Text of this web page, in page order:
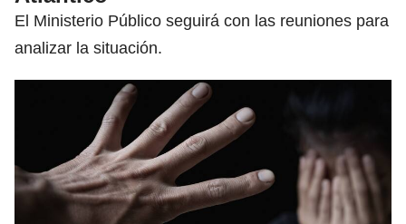
El Ministerio Público seguirá con las reuniones para
analizar la situación.